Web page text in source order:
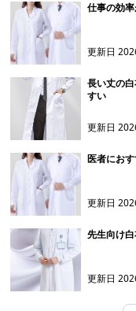
仕事の効
更新日
長い丈の
すい
更新日
医者にお
更新日
先生向け
更新日